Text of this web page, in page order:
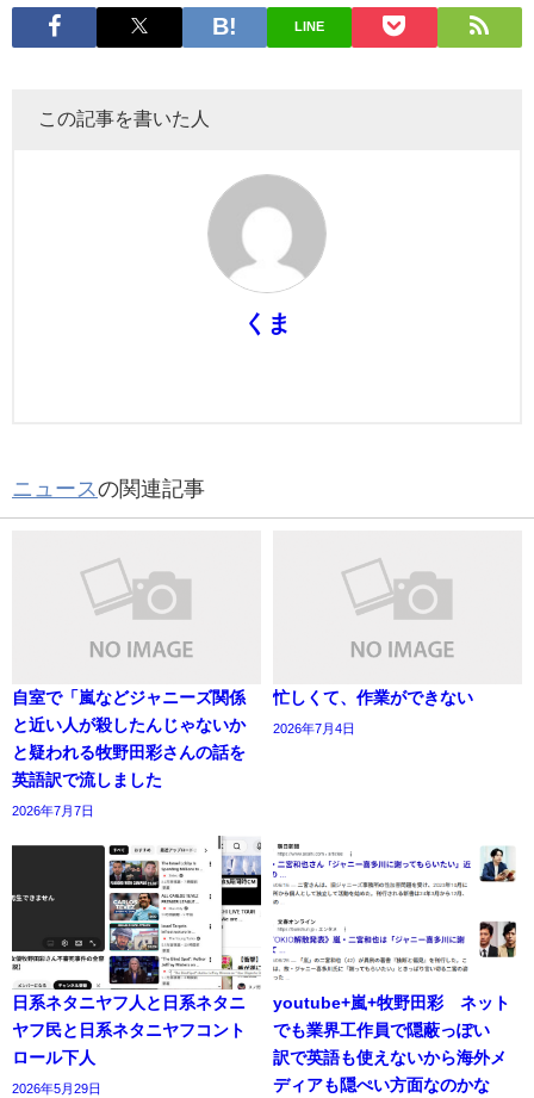
LINE
この記事を書いた人
くま
ニュースの関連記事
自室で「嵐などジャニーズ関係
と近い人が殺したんじゃないか
と疑われる牧野田彩さんの話を
英語訳で流しました
2026年7月7日
忙しくて、作業ができない
2026年7月4日
日系ネタニヤフ人と日系ネタニ
ヤフ民と日系ネタニヤフコント
ロール下人
2026年5月29日
youtube+嵐+牧野田彩 ネット
でも業界工作員で隠蔽っぽい
訳で英語も使えないから海外メ
ディアも隠ぺい方面なのかな